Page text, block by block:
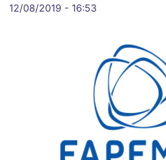
12/08/2019 - 16:53